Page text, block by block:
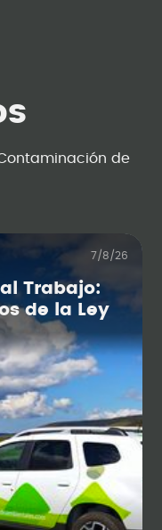
de
7/8/26
Trabajo:
de la Ley